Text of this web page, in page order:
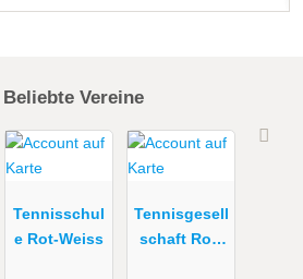
Beliebte Vereine
Tennisschul
e Rot-Weiss
Tennisgesell
schaft Rot-